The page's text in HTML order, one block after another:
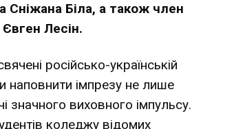
Біла, а також член
Лесін.
російсько-українській
наповнити імпрезу не лише
значного виховного імпульсу.
коледжу відомих